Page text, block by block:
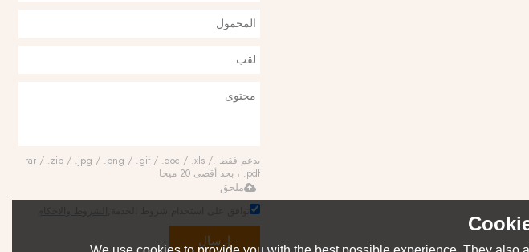
يدعم فقط .rar / .zip / .jpg / .png / .gif / .doc / .xls /
.pdf ، بحد أقصى 20 ميجا
ملحق
توافق على استخدام شروط الخدمة,
إرسال